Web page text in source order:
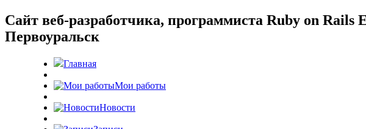
Cайт веб-разработчика, программиста Ruby on
Первоуральск
Главная
Мои работы
Новости